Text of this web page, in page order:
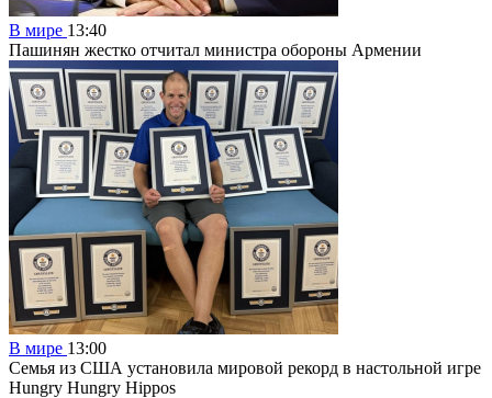
В мире 13:40
Пашинян жестко отчитал министра обороны Армении
В мире 13:00
Семья из США установила мировой рекорд в настольной игре
Hungry Hungry Hippos